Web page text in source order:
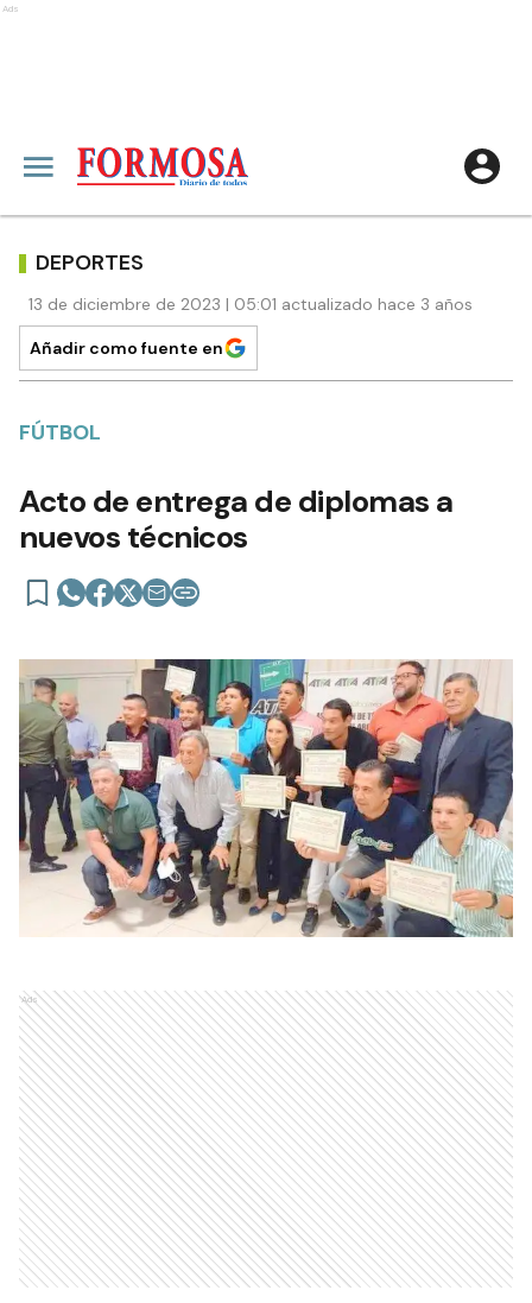
Ads
DEPORTES
13 de diciembre de 2023 | 05:01 actualizado hace 3 años
Añadir como fuente en
FÚTBOL
Acto de entrega de diplomas a
nuevos técnicos
Ads